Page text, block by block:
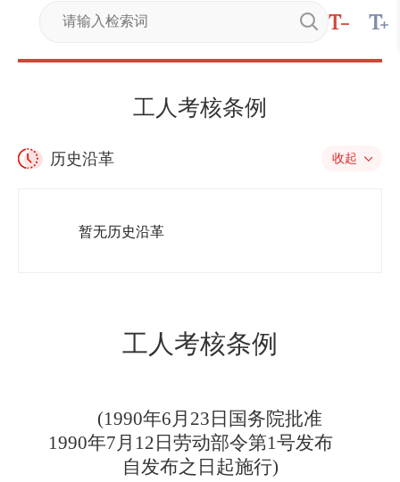
工人考核条例
历史沿革 收起
暂无历史沿革
工人考核条例
(1990年6月23日国务院批准
1990年7月12日劳动部令第1号发布
自发布之日起施行)